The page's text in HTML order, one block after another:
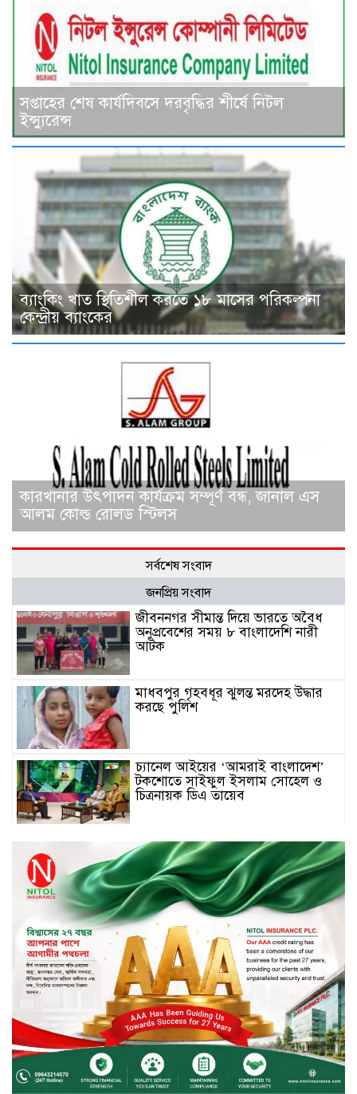
সপ্তাহের শেষ কার্যদিবসে দরবৃদ্ধির শীর্ষে নিটল
ইন্স্যুরেন্স
ব্যাংকিং খাত স্থিতিশীল করতে ১৮ মাসের পরিকল্পনা
কেন্দ্রীয় ব্যাংকের
কারখানার উৎপাদন কার্যক্রম সম্পূর্ণ বন্ধ, জানাল এস
আলম কোল্ড রোলড স্টিলস
সর্বশেষ সংবাদ
জনপ্রিয় সংবাদ
জীবননগর সীমান্ত দিয়ে ভারতে অবৈধ
অনুপ্রবেশের সময় ৮ বাংলাদেশি নারী
আটক
মাধবপুর গৃহবধূর ঝুলন্ত মরদেহ উদ্ধার
করছে পুলিশ
চ্যানেল আইয়ের ‘আমরাই বাংলাদেশ’
টকশোতে সাইফুল ইসলাম সোহেল ও
চিত্রনায়ক ডিএ তায়েব
টাঙ্গাইলে নিহত বাস মালিকদের
পরিবারকে অনুদান ও সম্মাননা প্রদান
টাঙ্গাইলে ভাষা কর্মশালা ও পুরষ্কার
বিতরণ
সড়ক নিরাপত্তায় বিশেষ অবদান রাখায়
নিসচা বিশেষ সম্মাননা পেলেন লায়ন গনি
মিয়া বাবুল
মার্কেন্টাইল ব্যাংকের নির্বাহী কমিটির
চেয়ারম্যান হলেন আনোয়ারুল হক